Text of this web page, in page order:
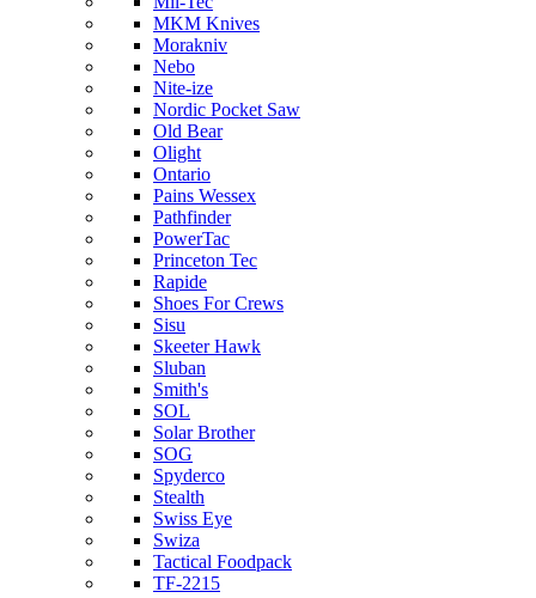
MKM Knives
Morakniv
Nebo
Nite-ize
Nordic Pocket Saw
Old Bear
Olight
Ontario
Pains Wessex
Pathfinder
PowerTac
Princeton Tec
Rapide
Shoes For Crews
Sisu
Skeeter Hawk
Sluban
Smith's
SOL
Solar Brother
SOG
Spyderco
Stealth
Swiss Eye
Swiza
Tactical Foodpack
TF-2215